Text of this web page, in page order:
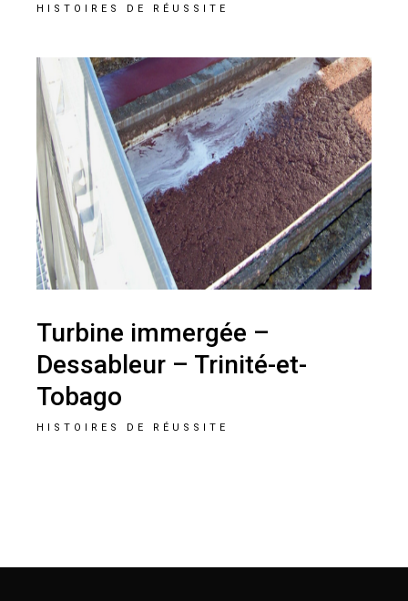
HISTOIRES DE RÉUSSITE
Turbine immergée –
Dessableur – Trinité-et-
Tobago
HISTOIRES DE RÉUSSITE